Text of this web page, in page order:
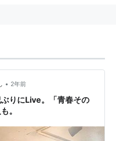
• 2年前
りにLive。「青春その
。